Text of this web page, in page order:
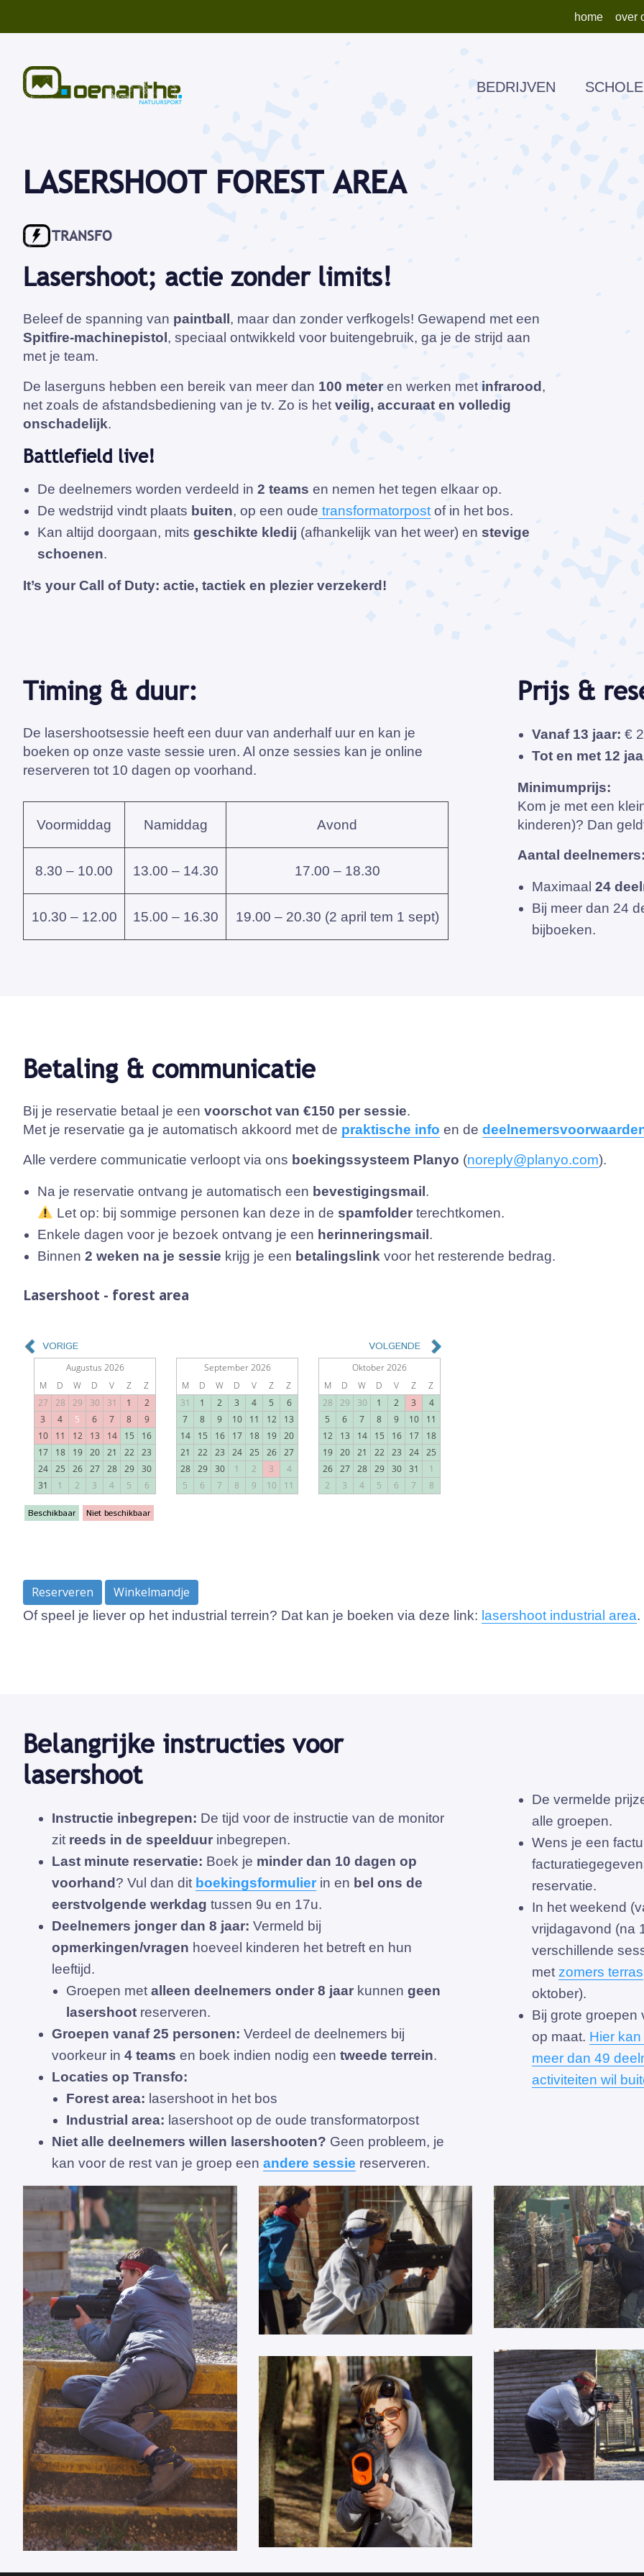
home over
BEDRIJVEN
LASERSHOOT FOREST AREA
TRANSFO
Lasershoot; actie zonder limits!
Beleef de spanning van paintball , maar dan zonder verfkogels! Gewapend met een
Spitfire-machinepistol , speciaal ontwikkeld voor buitengebruik, ga je de strijd aan
met je team.
De laserguns hebben een bereik van meer dan 100 meteren werken met infrarood ,
net zoals de afstandsbediening van je tv. Zo is het veilig, accuraat en volledig
onschadelijk.
Battlefield live!
De deelnemers worden verdeeld in 2 teams en nemen het tegen elkaar op.
De wedstrijd vindt plaats buiten, op een oude transformatorpost of in het bos.
Kan altijd doorgaan, mits geschikte kledij (afhankelijk van het weer) en stevige
schoenen.
It’s your Call of Duty: actie, tactiek en plezier verzekerd!
Timing & duur:
De lasershootsessie heeft een duur van anderhalf uur en kan je
boeken op onze vaste sessie uren. Al onze sessies kan je online
reserveren tot 10 dagen op voorhand.
Voormiddag Namiddag Avond
8.30 – 10.00 13.00 – 14.30 17.00 – 18.30
10.30 – 12.00 15.00 – 16.30 19.00 – 20.30 (2 april tem 1 sept)
Prijs &
Vanaf 13 jaar: €
Tot en met 12
Minimumprijs:
Kom je met een
kinderen)? Dan
Aantal
Maximaal 24
Bij meer dan 24
bijboeken.
Betaling & communicatie
Bij je reservatie betaal je een voorschot van €150 per sessie.
Met je reservatie ga je automatisch akkoord met de praktische info en de
Alle verdere communicatie verloopt via ons boekingssysteem Planyo (noreply@planyo.com).
Na je reservatie ontvang je automatisch een bevestigingsmail .
Let op: bij sommige personen kan deze in de spamfolderterechtkomen.
Enkele dagen voor je bezoek ontvang je een herinneringsmail .
Binnen 2 weken na je sessie krijg je een betalingslink voor het resterende bedrag.
Lasershoot - forest area
Reserveren Winkelmandje
Of speel je liever op het industrial terrein? Dat kan je boeken via deze link: lasershoot industrial area.
Belangrijke instructies voor
lasershoot
Instructie inbegrepen: De tijd voor de instructie van de monitor
zit reeds in de speelduur inbegrepen.
Last minute reservatie: Boek je minder dan 10 dagen op
voorhand ? Vul dan dit boekingsformulier in en bel ons de
eerstvolgende werkdag tussen 9u en 17u.
Deelnemers jonger dan 8 jaar: Vermeld bij
opmerkingen/vragen hoeveel kinderen het betreft en hun
leeftijd.
Groepen met alleen deelnemers onder 8 jaar kunnen geen
lasershoot reserveren.
Groepen vanaf 25 personen: Verdeel de deelnemers bij
voorkeur in 4 teams en boek indien nodig een tweede terrein.
Locaties op Transfo:
Forest area: lasershoot in het bos
Industrial area: lasershoot op de oude transformatorpost
Niet alle deelnemers willen lasershooten? Geen probleem, je
kan voor de rest van je groep een andere sessie reserveren.
De vermelde
alle groepen.
Wens je een
reservatie.
In het weekend
vrijdagavond (na
verschillende
met zomers terras
oktober).
Bij grote groepen
op maat. Hier
meer dan 49
activiteiten wil